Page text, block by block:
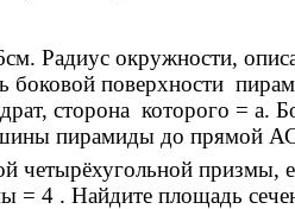
Радиус окружности,
поверхности
сторона которого =
пирамиды до прямой
четырёхугольной призмы,
4 . Найдите площадь